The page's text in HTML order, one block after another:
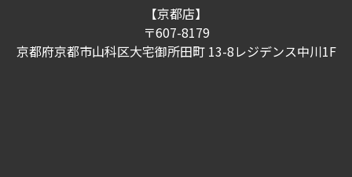
上で、合理的な期間及び範囲で対応させていただ
【京都店】
〒607-8179
京都府京都市山科区大宅御所田町 13-8レジデンス中川1F